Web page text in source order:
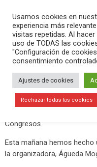
abril 26, 2019
Elche Fashion
Pasarela
Este viernes 26 de abril ha
Congresos.
Esta mañana hemos
la organizadora, Águeda
Usamos cookies en
experiencia más
visitas repetidas. Al
uso de TODAS las
"Configuración de
consentimiento
Ajustes de cookies
Rechazar todas las cookies